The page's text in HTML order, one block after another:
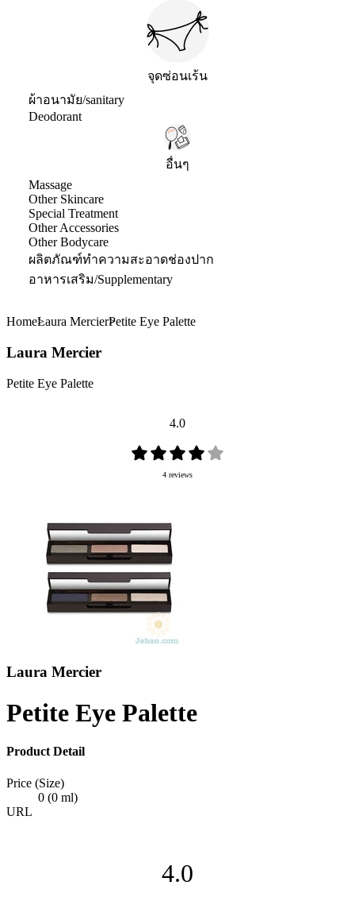
จุดซ่อนเร้น
ผ้าอนามัย/sanitary
Deodorant
อื่นๆ
Massage
Other Skincare
Special Treatment
Other Accessories
Other Bodycare
ผลิตภัณฑ์ทำความสะอาดช่องปาก
อาหารเสริม/Supplementary
HomeLaura MercierPetite Eye Palette
Laura Mercier
Petite Eye Palette
4.0
4 reviews
Laura Mercier
Petite Eye Palette
Product Detail
Price (Size)
0 (0 ml)
URL
4.0